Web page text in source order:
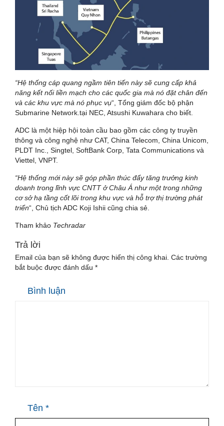
“Hệ thống cáp quang ngầm tiên tiến này sẽ cung cấp khả
năng kết nối liền mạch cho các quốc gia mà nó đặt chân đến
và các khu vực mà nó phục vụ“, Tổng giám đốc bộ phận
Submarine Network.tại NEC, Atsushi Kuwahara cho biết.
ADC là một hiệp hội toàn cầu bao gồm các công ty truyền
thông và công nghệ như CAT, China Telecom, China Unicom,
PLDT Inc., Singtel, SoftBank Corp, Tata Communications và
Viettel, VNPT.
“Hệ thống mới này sẽ góp phần thúc đẩy tăng trưởng kinh
doanh trong lĩnh vực CNTT ở Châu Á như một trong những
cơ sở hạ tầng cốt lõi trong khu vực và hỗ trợ thị trường phát
triển“, Chủ tịch ADC Koji Ishii cũng chia sẻ.
Tham khảo Techradar
Trả lời
Email của bạn sẽ không được hiển thị công khai. Các trường
bắt buộc được đánh dấu *
Bình luận
Tên *